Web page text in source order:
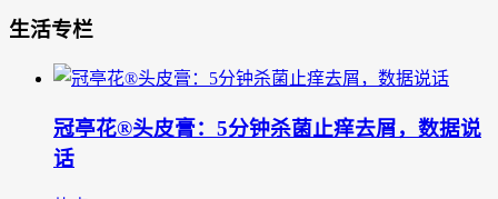
生活专栏
冠亭花®头皮膏：5分钟杀菌止痒去屑，数据说
话